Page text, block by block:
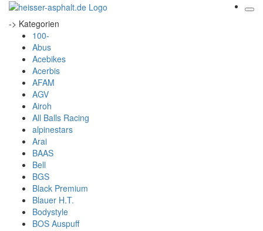
-> Kategorien
100-
Abus
Acebikes
Acerbis
AFAM
AGV
Airoh
All Balls Racing
alpinestars
Arai
BAAS
Bell
BGS
Black Premium
Blauer H.T.
Bodystyle
BOS Auspuff